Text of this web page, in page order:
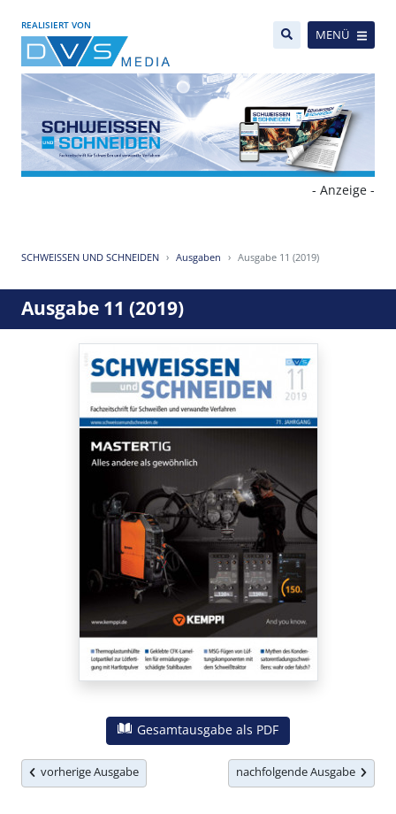
REALISIERT VON
MENÜ
- Anzeige -
SCHWEISSEN UND SCHNEIDEN Ausgaben Ausgabe 11 (2019)
Ausgabe 11 (2019)
Gesamtausgabe als PDF
vorherige Ausgabe nachfolgende Ausgabe